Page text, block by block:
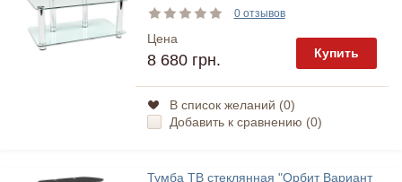
0 отзывов
Цена
8 680 грн. Купить
В список желаний (0)
Добавить к сравнению (0)
Тумба ТВ стеклянная "Орбит Вариант